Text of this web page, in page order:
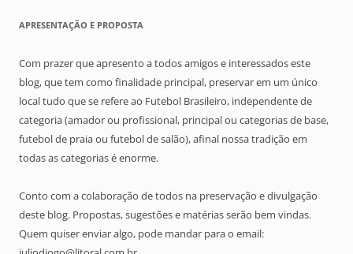
APRESENTAÇÃO E PROPOSTA
Com prazer que apresento a todos amigos e interessados este
blog, que tem como finalidade principal, preservar em um único
local tudo que se refere ao Futebol Brasileiro, independente de
categoria (amador ou profissional, principal ou categorias de base,
futebol de praia ou futebol de salão), afinal nossa tradição em
todas as categorias é enorme.
Conto com a colaboração de todos na preservação e divulgação
deste blog. Propostas, sugestões e matérias serão bem vindas.
Quem quiser enviar algo, pode mandar para o email: